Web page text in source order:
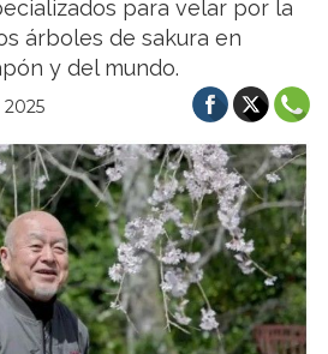
para velar por la
árboles de sakura en
y del mundo.